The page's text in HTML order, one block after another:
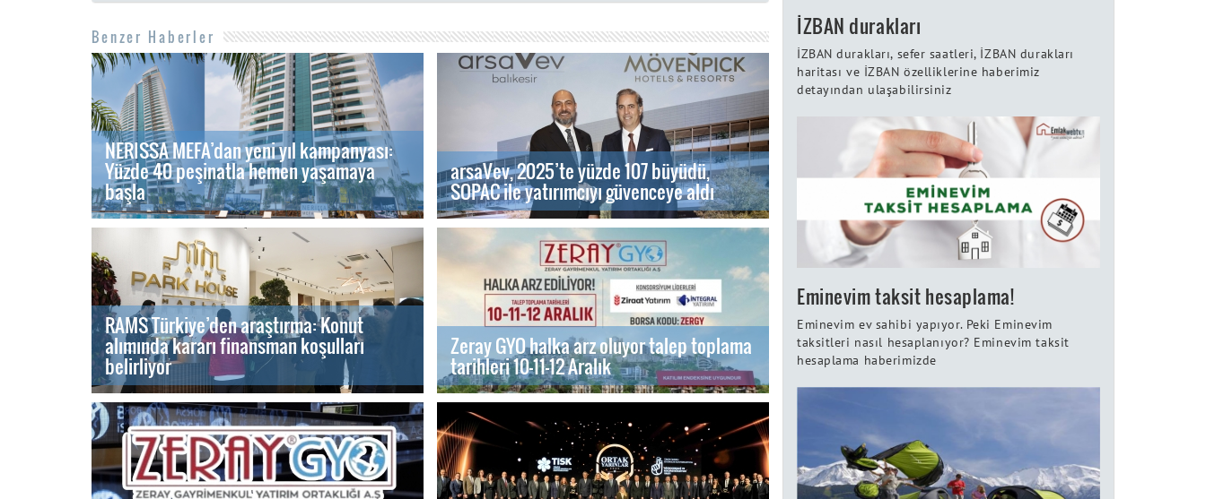
Benzer Haberler
NERISSA MEFA’dan yeni yıl kampanyası:
Yüzde 40 peşinatla hemen yaşamaya
başla
arsaVev, 2025’te yüzde 107 büyüdü,
SOPAC ile yatırımcıyı güvenceye aldı
RAMS Türkiye’den araştırma: Konut
alımında kararı finansman koşulları
belirliyor
Zeray GYO halka arz oluyor talep toplama
tarihleri 10-11-12 Aralık
İZBAN durakları
İZBAN durakları, sefer saatleri, İZBAN durakları
haritası ve İZBAN özelliklerine haberimiz
detayından ulaşabilirsiniz
Eminevim taksit hesaplama!
Eminevim ev sahibi yapıyor. Peki Eminevim
taksitleri nasıl hesaplanıyor? Eminevim taksit
hesaplama haberimizde